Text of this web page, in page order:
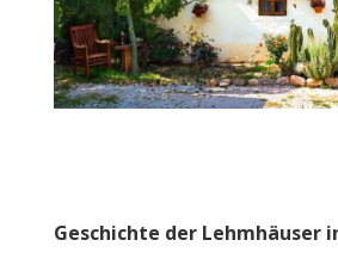
Geschichte der Lehmhäuser